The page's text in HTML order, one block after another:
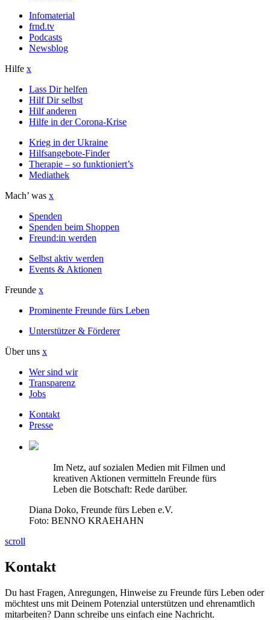
Infomaterial
frnd.tv
Podcasts
Newsblog
Hilfe x
Lass Dir helfen
Hilf Dir selbst
Hilf anderen
Hilfe in der Corona-Krise
Krieg in der Ukraine
Hilfsangebote-Finder
Therapie – so funktioniert’s
Mediathek
Mach’ was x
Spenden
Spenden beim Shoppen
Freund:in werden
Selbst aktiv werden
Events & Aktionen
Freunde x
Prominente Freunde fürs Leben
Unterstützer & Förderer
Über uns x
Wer sind wir
Transparenz
Jobs
Kontakt
Presse
Im Netz, auf sozialen Medien mit Filmen und
kreativen Aktionen vermitteln Freunde fürs
Leben die Botschaft: Rede darüber.
Diana Doko, Freunde fürs Leben e.V.
Foto: BENNO KRAEHAHN
scroll
Kontakt
Du hast Fragen, Anregungen, Hinweise zu Freunde fürs Leben oder
möchtest uns mit Deinem Potenzial unterstützen und ehrenamtlich
mitarbeiten? Dann schreibe uns einfach eine Nachricht.